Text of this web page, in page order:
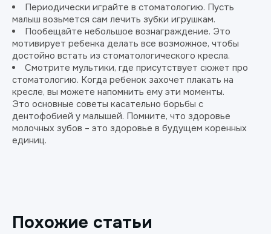
Периодически играйте в стоматологию. Пусть
малыш возьмется сам лечить зубки игрушкам.
Пообещайте небольшое вознаграждение. Это
мотивирует ребенка делать все возможное, чтобы
достойно встать из стоматологического кресла.
Смотрите мультики, где присутствует сюжет про
стоматологию. Когда ребенок захочет плакать на
кресле, вы можете напомнить ему эти моменты.
Это основные советы касательно борьбы с
дентофобией у малышей. Помните, что здоровье
молочных зубов – это здоровье в будущем коренных
единиц.
Похожие статьи